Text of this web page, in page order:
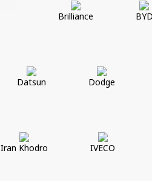
Brilliance BYD
Datsun Dodge
Iran Khodro IVECO